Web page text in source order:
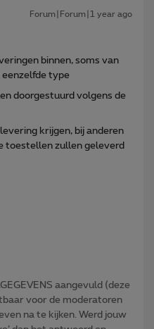
Forum|Forum|1 year ago
binnen, soms van
eenzelfde type
doorgestuurd volgens de
krijgen, bij anderen
toestellen zullen geleverd
aangevuld (deze
voor de moderatoren
na te kijken. Werd jouw